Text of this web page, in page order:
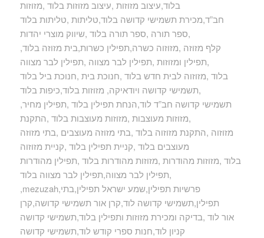
בלוד,עיצוב מזוזות ,עיצוב מזוזות בלוד ,מזוזות
חב”ד,מכירת תשמישי קדושה בלוד,טליתות ,טליתות בלוד
,ספר תורה ,ספר תורה בלוד ,שיווק מוצרי יהדות
,קלף מזוזה ,מזוזוה כשרה,תפילין כשרות,בית מזוזה בלוד
,תפילין ומזוזות ,תפילין לבר מצווה ,תפילין לבר מצווה
בלוד ,מזוזוה לבית חדש בלוד ,חנוכת בית ,חנוכת ביל בלוד
,תשמישי קדושה ויודאיקה, מזוזות בלוד,כיפות בלוד
,תשמישי קדושה חב”ד לוד,הנחת תפילין בלוד ,תפילין מחיר
,מזוזות מעוצבות ,מזוזות מעוצבות בלוד ,התקנת
מזוזוה ,התקנת מזוזוה בלוד ,בתי מזוזה מעוצבים ,בתי מזוזה
מעוצבים בלוד ,קניית תפילין בלוד ,קניית מזוזוה
בלוד ,מזוזות מהודרות ,מזוזות מהודרות בלוד ,תפילין מהודרות
,תפילין לבר מצווה,תפילין לבר מצווה בלוד
,mezuzah,פרשיות תפילין,שמע ישראל תפילין,בתי
תפילין,תשמישי קדושה לוד,קרן אור תשמישי קדושה,קרן
אור לוד ,בדיקה ומכירת מזוזות ותפילין בלוד,תשמישי קדושה
קניון לוד,חנות ספרי קודש לוד,תשמישי קדושה